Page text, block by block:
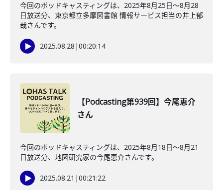
今回のポッドキャスティングは、2025年8月25日〜8月28
日放送分、東京都立多摩図書館 情報サービス担当の井上郁
哉さんです。
2025.08.28 |00:20:14
【Podcasting第939回】今尾恵介
さん
今回のポッドキャスティングは、2025年8月18日〜8月21
日放送分、地図研究家の今尾恵介さんです。
2025.08.21 |00:21:22